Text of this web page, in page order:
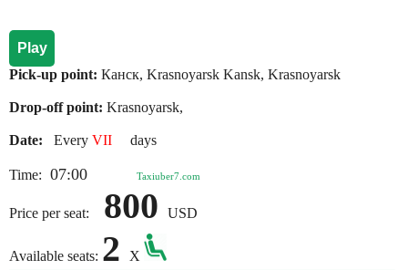
Play
Pick-up point: Канск, Krasnoyarsk Kansk, Krasnoyarsk
Drop-off point: Krasnoyarsk,
Date: Every VII days
Time: 07:00 Taxiuber7.com
Price per seat: 800 USD
Available seats: 2
X